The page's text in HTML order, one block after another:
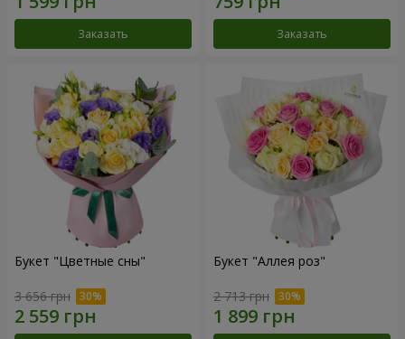
Заказать Заказать
Букет "Цветные сны"
3 656 грн
Букет "Аллея роз"
2 713 грн